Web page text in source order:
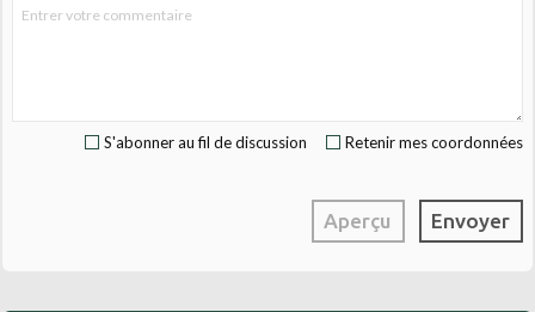
Retenir mes coordonnées
S'abonner au fil de discussion